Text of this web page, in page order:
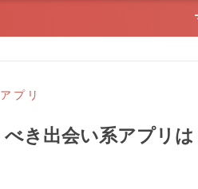
プリ
き出会い系アプリ